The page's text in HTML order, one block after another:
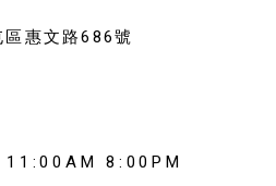
區惠文路686號
11:00AM 8:00PM